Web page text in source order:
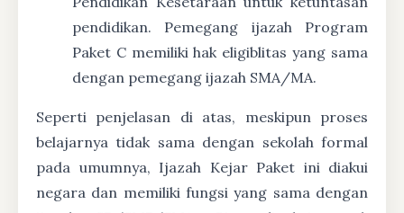
pendidikan. Pemegang ijazah Program
Paket C memiliki hak eligiblitas yang sama
dengan pemegang ijazah SMA/MA.
Seperti penjelasan di atas, meskipun proses
belajarnya tidak sama dengan sekolah formal
pada umumnya, Ijazah Kejar Paket ini diakui
negara dan memiliki fungsi yang sama dengan